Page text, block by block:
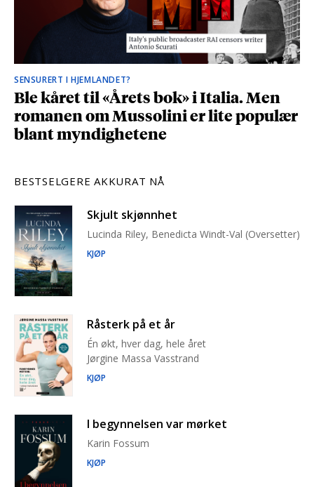
SENSURERT I HJEMLANDET?
Ble kåret til «Årets bok» i Italia. Men
romanen om Mussolini er lite populær
blant myndighetene
BESTSELGERE AKKURAT NÅ
Skjult skjønnhet
Lucinda Riley, Benedicta Windt-Val (Oversetter)
KJØP
Råsterk på et år
Én økt, hver dag, hele året
Jørgine Massa Vasstrand
KJØP
I begynnelsen var mørket
Karin Fossum
KJØP